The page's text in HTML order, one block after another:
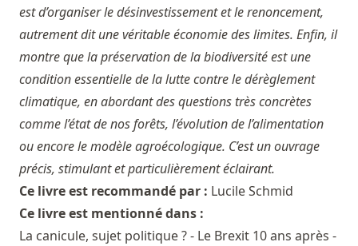
est d’organiser le désinvestissement et le renoncement,
autrement dit une véritable économie des limites. Enfin, il
montre que la préservation de la biodiversité est une
condition essentielle de la lutte contre le dérèglement
climatique, en abordant des questions très concrètes
comme l’état de nos forêts, l’évolution de l’alimentation
ou encore le modèle agroécologique. C’est un ouvrage
précis, stimulant et particulièrement éclairant.
Ce livre est recommandé par : Lucile Schmid
Ce livre est mentionné dans :
La canicule, sujet politique ? - Le Brexit 10 ans après -